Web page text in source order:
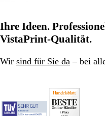
Ihre Ideen.
VistaPrint-Qualität.
Wir sind für Sie da – bei